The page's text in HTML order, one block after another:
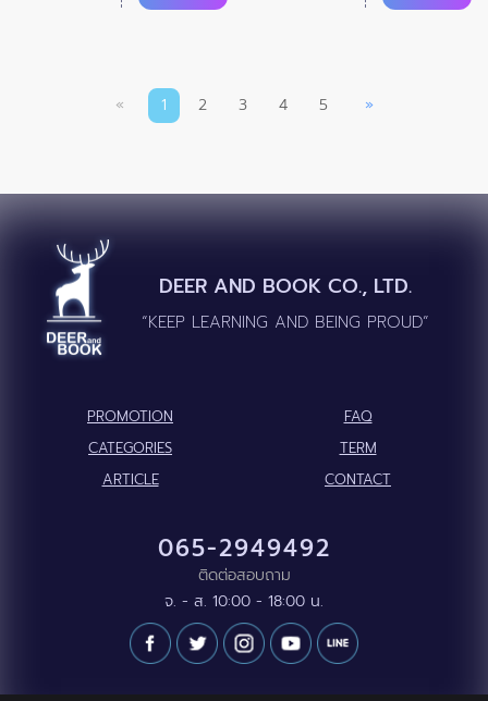
« 1 2 3 4 5 »
DEER AND BOOK CO., LTD.
“KEEP LEARNING AND BEING PROUD”
PROMOTION
FAQ
CATEGORIES
TERM
ARTICLE
CONTACT
065-2949492
ติดต่อสอบถาม
จ. - ส. 10:00 - 18:00 น.